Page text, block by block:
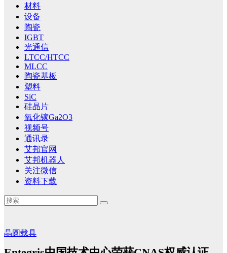
材料
设备
陶瓷
IGBT
光通信
LTCC/HTCC
MLCC
陶瓷基板
塑料
SiC
硅晶片
氧化镓Ga2O3
视频号
通讯录
艾邦官网
艾邦机器人
关注微信
资料下载
晶圆载具